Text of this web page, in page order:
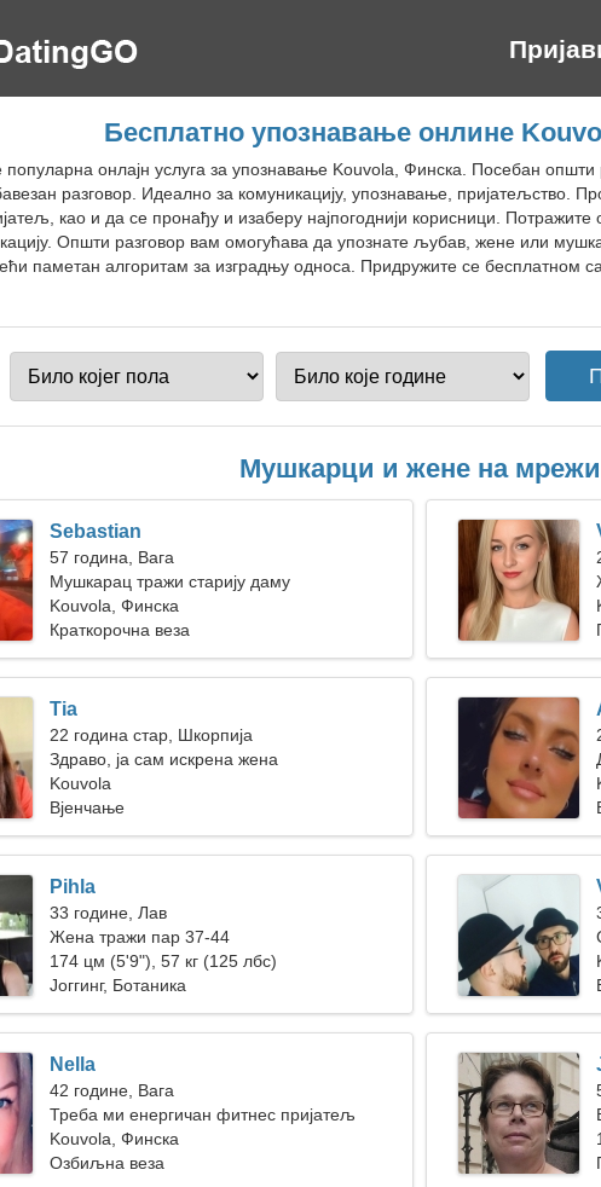
Бесплатно упознавање онлине
популарна онлајн услуга за упознавање Kouvola, Финска. Посебан
разговор. Идеално за комуникацију, упознавање, пријатељство.
као и да се пронађу и изаберу најпогоднији корисници. Потражите
Општи разговор вам омогућава да упознате љубав, жене или
паметан алгоритам за изградњу односа. Придружите се бесплатном
Мушкарци и жене на мрежи
Sebastian
57 година, Вага
Мушкарац тражи старију даму
Kouvola, Финска
Краткорочна веза
Tia
22 година стар, Шкорпија
Здраво, ја сам искрена жена
Kouvola
Вјенчање
Pihla
33 године, Лав
Жена тражи пар 37-44
174 цм (5'9"), 57 кг (125 лбс)
Јоггинг, Ботаника
Nella
42 године, Вага
Треба ми енергичан фитнес пријатељ
Kouvola, Финска
Озбиљна веза